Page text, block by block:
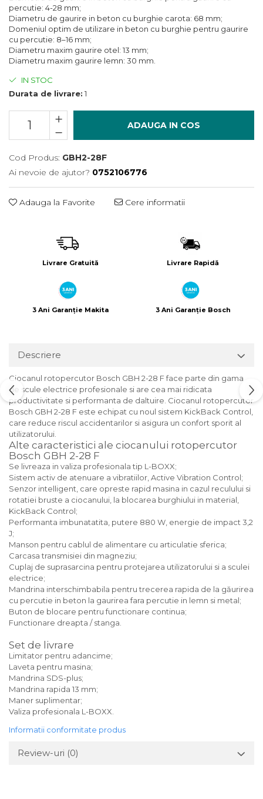
Încărcătoare
Polizoare de Banc
Polizoare Drepte
Polizoare Unghiulare
Rindele
Suflante
Suflante cu Aer Cald
Șlefuitoare
percutie: 4-28 mm;
Diametru de gaurire in beton cu burghie carota: 68 mm;
Domeniul optim de utilizare in beton cu burghie pentru gaurire
cu percutie: 8–16 mm;
Diametru maxim gaurire otel: 13 mm;
Diametru maxim gaurire lemn: 30 mm.
IN STOC
Durata de livrare: 1
ADAUGA IN COS
Cod Produs: GBH2-28F
Ai nevoie de ajutor? 0752106776
Adauga la Favorite Cere informatii
Livrare Gratuită Livrare Rapidă
3 Ani Garanție Makita 3 Ani Garanție Bosch
Descriere
Ciocanul rotopercutor Bosch GBH 2-28 F face parte din gama
de scule electrice profesionale si are cea mai ridicata
productivitate si performanta de daltuire. Ciocanul rotopercutor
Bosch GBH 2-28 F este echipat cu noul sistem KickBack Control,
care reduce riscul accidentarilor si asigura un confort sporit al
utilizatorului.
Alte caracteristici ale ciocanului rotopercutor
Bosch GBH 2-28 F
Se livreaza in valiza profesionala tip L-BOXX;
Sistem activ de atenuare a vibratiilor, Active Vibration Control;
Senzor intelligent, care opreste rapid masina in cazul reculului si
rotatiei bruste a ciocanului, la blocarea burghiului in material,
KickBack Control;
Performanta imbunatatita, putere 880 W, energie de impact 3,2
J;
Manson pentru cablul de alimentare cu articulatie sferica;
Carcasa transmisiei din magneziu;
Cuplaj de suprasarcina pentru protejarea utilizatorului si a sculei
electrice;
Mandrina interschimbabila pentru trecerea rapida de la găurirea
cu percutie in beton la gaurirea fara percutie in lemn si metal;
Buton de blocare pentru functionare continua;
Functionare dreapta / stanga.
Set de livrare
Limitator pentru adancime;
Laveta pentru masina;
Mandrina SDS-plus;
Mandrina rapida 13 mm;
Maner suplimentar;
Valiza profesionala L-BOXX.
Informatii conformitate produs
Review-uri (0)